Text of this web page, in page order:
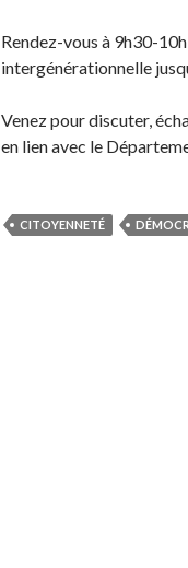
Rendez-vous à 9h30-
intergénérationnelle
Venez pour discuter,
en lien avec le
CITOYENNETÉ